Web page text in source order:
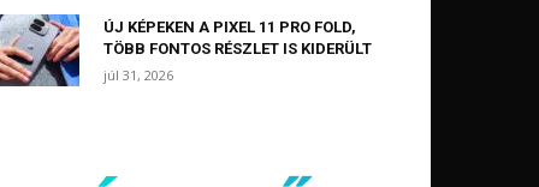
ÚJ KÉPEKEN A PIXEL 11 PRO FOLD,
TÖBB FONTOS RÉSZLET IS KIDERÜLT
júl 31, 2026